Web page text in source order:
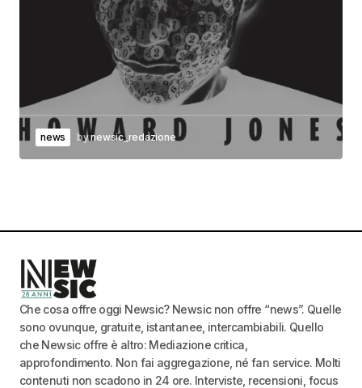
news bynewsic_redazione
Che cosa offre oggi Newsic? Newsic non offre “news”. Quelle
sono ovunque, gratuite, istantanee, intercambiabili. Quello
che Newsic offre è altro: Mediazione critica,
approfondimento. Non fai aggregazione, né fan service. Molti
contenuti non scadono in 24 ore. Interviste, recensioni, focus